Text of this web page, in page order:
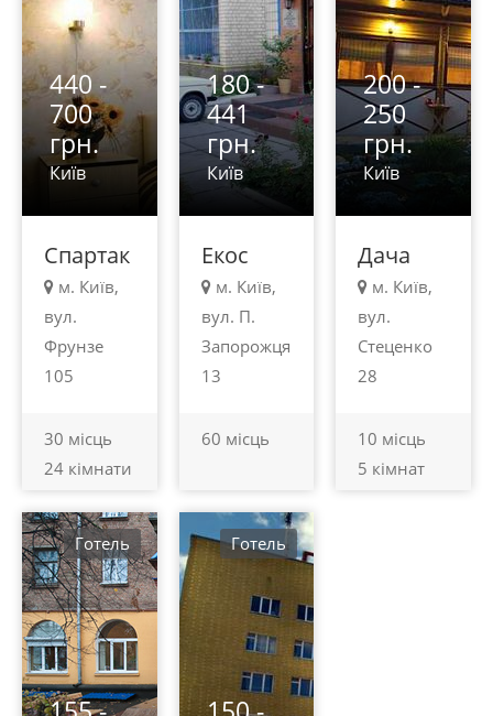
440 -
700
грн.
Київ
Спартак
м. Київ,
вул.
Фрунзе
105
30 місць
24 кімнати
180 -
441
грн.
Київ
Екос
м. Київ,
вул. П.
Запорожця
13
60 місць
200 -
250
грн.
Київ
Дача
м. Київ,
вул.
Стеценко
28
10 місць
5 кімнат
Готель Готель